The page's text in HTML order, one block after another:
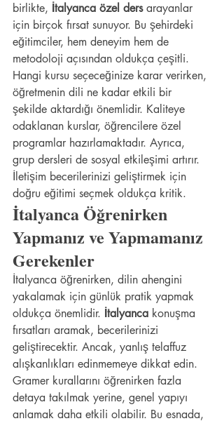
birlikte, İtalyanca özel ders arayanlar
için birçok fırsat sunuyor. Bu şehirdeki
eğitimciler, hem deneyim hem de
metodoloji açısından oldukça çeşitli.
Hangi kursu seçeceğinize karar verirken,
öğretmenin dili ne kadar etkili bir
şekilde aktardığı önemlidir. Kaliteye
odaklanan kurslar, öğrencilere özel
programlar hazırlamaktadır. Ayrıca,
grup dersleri de sosyal etkileşimi artırır.
İletişim becerilerinizi geliştirmek için
doğru eğitimi seçmek oldukça kritik.
İtalyanca Öğrenirken
Yapmanız ve Yapmamanız
Gerekenler
İtalyanca öğrenirken, dilin ahengini
yakalamak için günlük pratik yapmak
oldukça önemlidir. İtalyanca konuşma
fırsatları aramak, becerilerinizi
geliştirecektir. Ancak, yanlış telaffuz
alışkanlıkları edinmemeye dikkat edin.
Gramer kurallarını öğrenirken fazla
detaya takılmak yerine, genel yapıyı
anlamak daha etkili olabilir. Bu esnada,